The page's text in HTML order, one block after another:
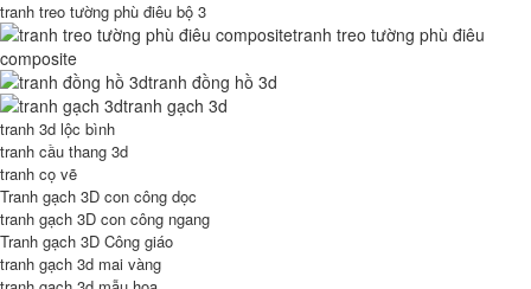
tranh treo tường phù điêu bộ 3
tranh treo tường phù điêu
composite
tranh đồng hồ 3d
tranh gạch 3d
tranh 3d lộc bình
tranh cầu thang 3d
tranh cọ vẽ
Tranh gạch 3D con công dọc
tranh gạch 3D con công ngang
Tranh gạch 3D Công giáo
tranh gạch 3d mai vàng